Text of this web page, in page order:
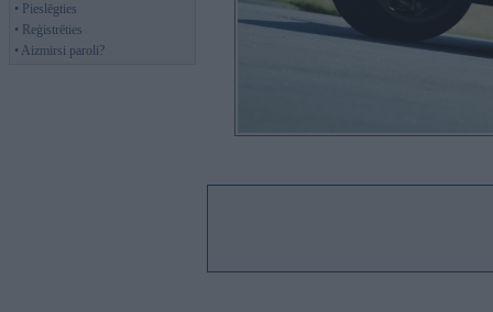
• Pieslēgties
• Reģistrēties
• Aizmirsi paroli?